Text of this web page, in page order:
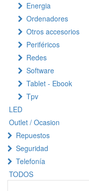
Energia
Ordenadores
Otros accesorios
Periféricos
Redes
Software
Tablet - Ebook
Tpv
LED
Outlet / Ocasion
Repuestos
Seguridad
Telefonía
TODOS